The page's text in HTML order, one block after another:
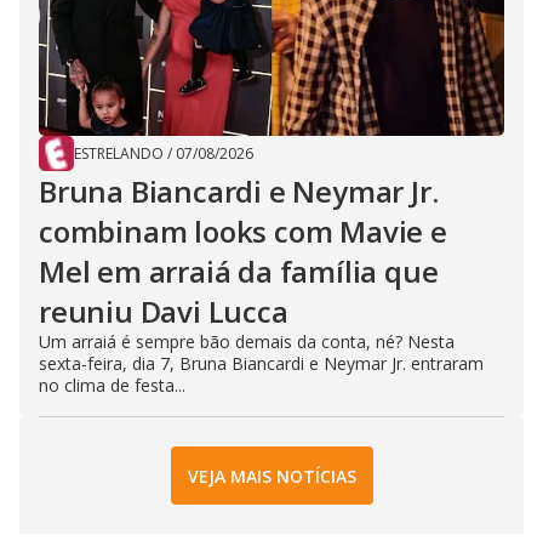
ESTRELANDO / 07/08/2026
Bruna Biancardi e Neymar Jr.
combinam looks com Mavie e
Mel em arraiá da família que
reuniu Davi Lucca
Um arraiá é sempre bão demais da conta, né? Nesta
sexta-feira, dia 7, Bruna Biancardi e Neymar Jr. entraram
no clima de festa...
VEJA MAIS NOTÍCIAS